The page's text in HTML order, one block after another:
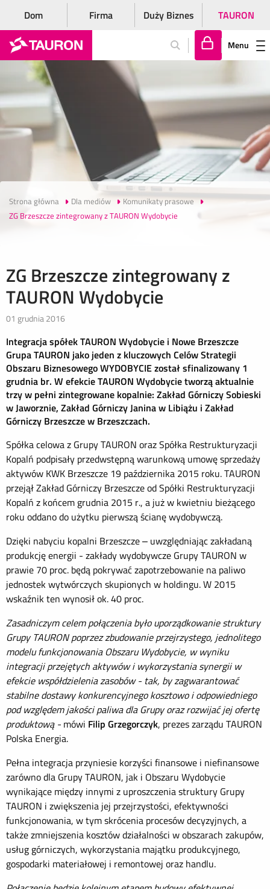
Dom Firma Duży Biznes TAURON
lo
gu
j
si
ę
Menu
Strona główna Dla mediów
Komunikaty prasowe
ZG Brzeszcze zintegrowany z TAURON Wydobycie
ZG Brzeszcze zintegrowany z
TAURON Wydobycie
01 grudnia 2016
Integracja spółek TAURON Wydobycie i Nowe Brzeszcze
Grupa TAURON jako jeden z kluczowych Celów Strategii
Obszaru Biznesowego WYDOBYCIE został sfinalizowany 1
grudnia br. W efekcie TAURON Wydobycie tworzą aktualnie
trzy w pełni zintegrowane kopalnie: Zakład Górniczy Sobieski
w Jaworznie, Zakład Górniczy Janina w Libiążu i Zakład
Górniczy Brzeszcze w Brzeszczach.
Spółka celowa z Grupy TAURON oraz Spółka Restrukturyzacji
Kopalń podpisały przedwstępną warunkową umowę sprzedaży
aktywów KWK Brzeszcze 19 października 2015 roku. TAURON
przejął Zakład Górniczy Brzeszcze od Spółki Restrukturyzacji
Kopalń z końcem grudnia 2015 r., a już w kwietniu bieżącego
roku oddano do użytku pierwszą ścianę wydobywczą.
Dzięki nabyciu kopalni Brzeszcze – uwzględniając zakładaną
produkcję energii - zakłady wydobywcze Grupy TAURON w
prawie 70 proc. będą pokrywać zapotrzebowanie na paliwo
jednostek wytwórczych skupionych w holdingu. W 2015
wskaźnik ten wynosił ok. 40 proc.
Zasadniczym celem połączenia było uporządkowanie struktury
Grupy TAURON poprzez zbudowanie przejrzystego, jednolitego
modelu funkcjonowania Obszaru Wydobycie, w wyniku
integracji przejętych aktywów i wykorzystania synergii w
efekcie współdzielenia zasobów - tak, by zagwarantować
stabilne dostawy konkurencyjnego kosztowo i odpowiedniego
pod względem jakości paliwa dla Grupy oraz rozwijać jej ofertę
produktową - mówi Filip Grzegorczyk, prezes zarządu TAURON
Polska Energia.
Pełna integracja przyniesie korzyści finansowe i niefinansowe
zarówno dla Grupy TAURON, jak i Obszaru Wydobycie
wynikające między innymi z uproszczenia struktury Grupy
TAURON i zwiększenia jej przejrzystości, efektywności
funkcjonowania, w tym skrócenia procesów decyzyjnych, a
także zmniejszenia kosztów działalności w obszarach zakupów,
usług górniczych, wykorzystania majątku produkcyjnego,
gospodarki materiałowej i remontowej oraz handlu.